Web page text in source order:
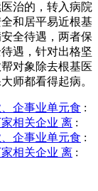
治的，转入病院
和居平易近根基
全待遇，两者保
遇，针对出格坚
对象除去根基医
师都看得起病。
企事业单元食 :
相关企业 离 :
企事业单元食 :
相关企业 离 :